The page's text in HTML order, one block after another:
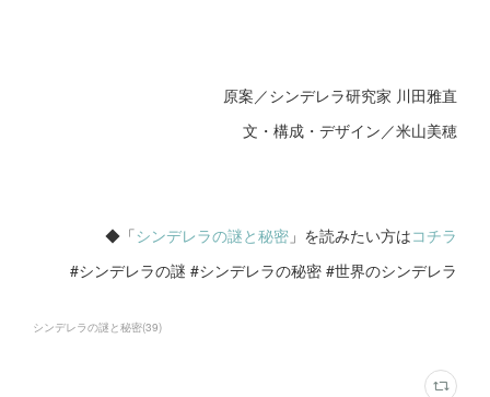
原案／シンデレラ研究家 川田雅直
文・構成・デザイン／米山美穂
◆「シンデレラの謎と秘密 」を読みたい方はコチラ
#シンデレラの謎 #シンデレラの秘密 #世界のシンデレラ
シンデレラの謎と秘密(39)